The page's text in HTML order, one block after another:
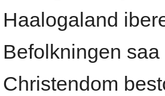
Haalogaland
Befolkningen
Christendom